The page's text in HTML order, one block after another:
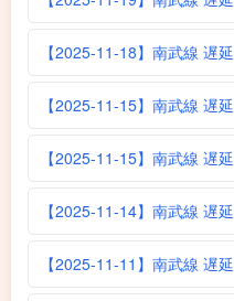
【2025-11-18】南武線 遅延
【2025-11-15】南武線 遅延
【2025-11-15】南武線 遅延
【2025-11-14】南武線 遅延
【2025-11-11】南武線 遅延